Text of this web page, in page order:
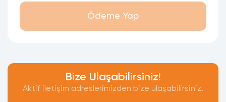
Ödeme Yap
Bize Ulaşabilirsiniz!
Aktif iletişim adreslerimizden bize ulaşabilirsiniz.